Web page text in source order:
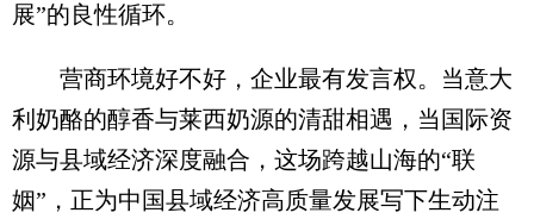
展”的良性循环。
营商环境好不好，企业最有发言权。当意大
利奶酪的醇香与莱西奶源的清甜相遇，当国际资
源与县域经济深度融合，这场跨越山海的“联
姻”，正为中国县域经济高质量发展写下生动注